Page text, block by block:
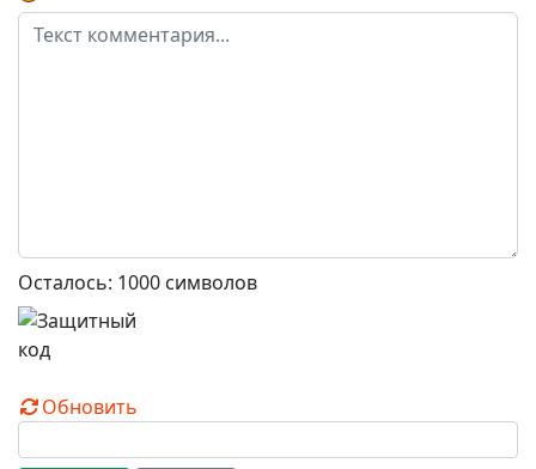
Осталось: 1000 символов
Обновить